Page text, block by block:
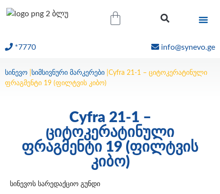
*7770 info@synevo.ge
სინევო სიმსივნური მარკერები Cyfra 21-1 – ციტოკერატინული
ფრაგმენტი 19 (ფილტვის კიბო)
Cyfra 21-1 –
ციტოკერატინული
ფრაგმენტი 19 (ფილტვის
კიბო)
სინევოს სარედაქციო გუნდი